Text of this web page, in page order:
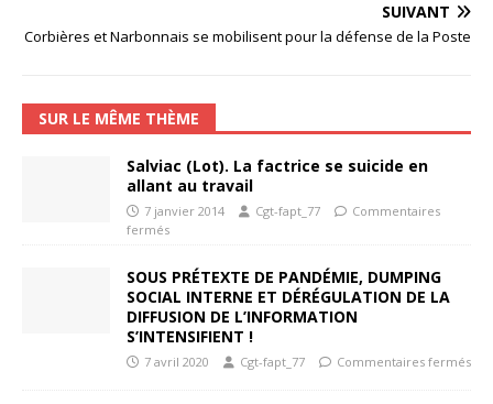
SUIVANT
Corbières et Narbonnais se mobilisent pour la défense de la Poste
SUR LE MÊME THÈME
Salviac (Lot). La factrice se suicide en
allant au travail
7 janvier 2014 Cgt-fapt_77
Commentaires
fermés
SOUS PRÉTEXTE DE PANDÉMIE, DUMPING
SOCIAL INTERNE ET DÉRÉGULATION DE LA
DIFFUSION DE L’INFORMATION
S’INTENSIFIENT !
7 avril 2020 Cgt-fapt_77 Commentaires fermés